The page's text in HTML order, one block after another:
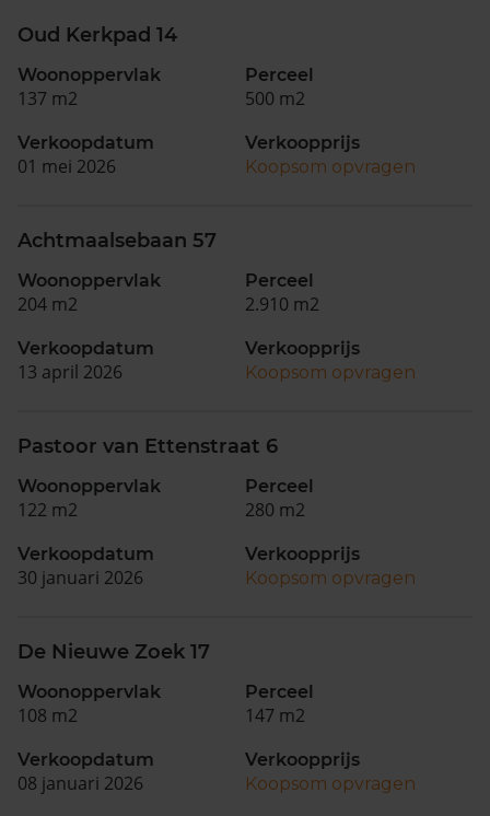
Oud Kerkpad 14
Woonoppervlak
137 m2
Perceel
500 m2
Verkoopdatum
01 mei 2026
Verkoopprijs
Koopsom opvragen
Achtmaalsebaan 57
Woonoppervlak
204 m2
Perceel
2.910 m2
Verkoopdatum
13 april 2026
Verkoopprijs
Koopsom opvragen
Pastoor van Ettenstraat 6
Woonoppervlak
122 m2
Perceel
280 m2
Verkoopdatum
30 januari 2026
Verkoopprijs
Koopsom opvragen
De Nieuwe Zoek 17
Woonoppervlak
108 m2
Perceel
147 m2
Verkoopdatum
08 januari 2026
Verkoopprijs
Koopsom opvragen